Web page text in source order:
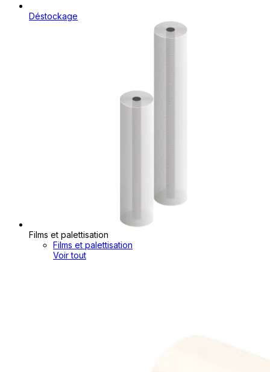
Déstockage
Films et palettisation
Films et palettisation
Voir tout